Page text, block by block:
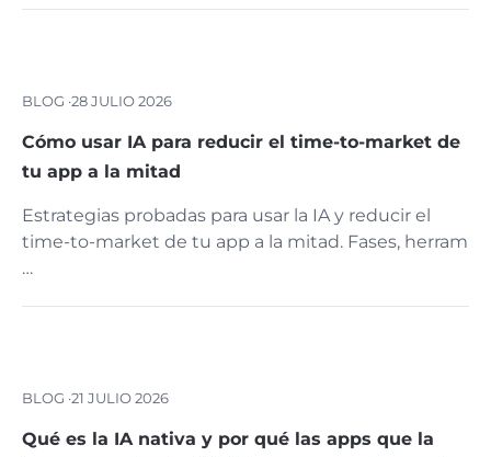
BLOG ·28 JULIO 2026
Cómo usar IA para reducir el time-to-market de
tu app a la mitad
Estrategias probadas para usar la IA y reducir el
time-to-market de tu app a la mitad. Fases, herram
…
BLOG ·21 JULIO 2026
Qué es la IA nativa y por qué las apps que la